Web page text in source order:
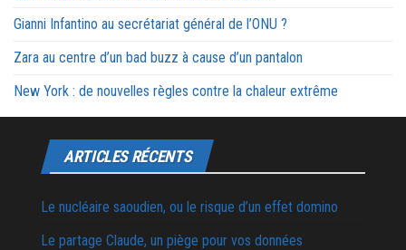
Gianni Infantino au secrétariat général de l’ONU ?
Zara au centre d’un bad buzz à cause d’un pantalon
New York : de nouvelles règles contre la chaleur extrême
ARTICLES RÉCENTS
Le nucléaire saoudien, ou le risque d’un effet domino
Le partage Claude, un piège pour vos données